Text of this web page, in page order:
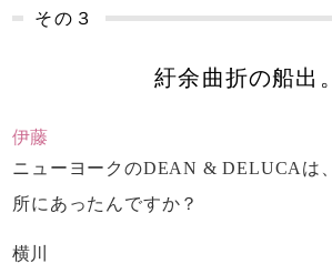
その３
紆余曲折の船出。
伊藤
ニューヨークのDEAN & DELUCAは、
所にあったんですか？
横川